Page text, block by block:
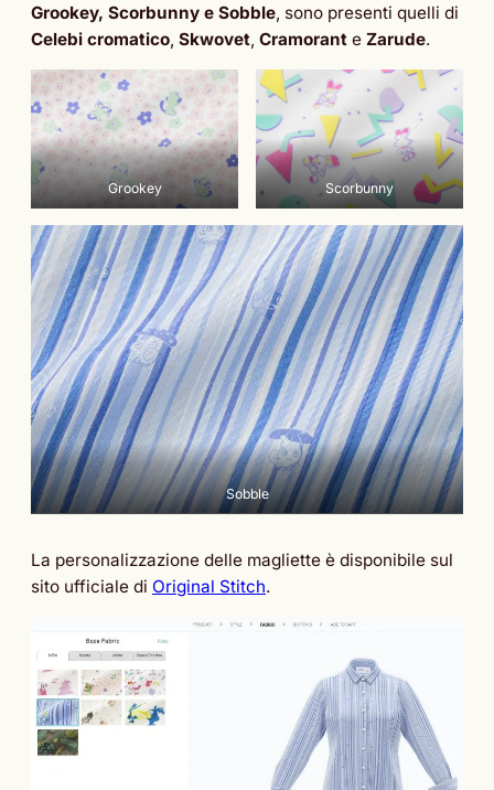
Grookey, Scorbunny e Sobble, sono presenti quelli di
Celebi cromatico, Skwovet, Cramorant e Zarude.
Grookey Scorbunny
Sobble
La personalizzazione delle magliette è disponibile sul
sito ufficiale di Original Stitch.